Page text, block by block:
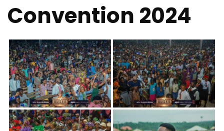
Convention 2024